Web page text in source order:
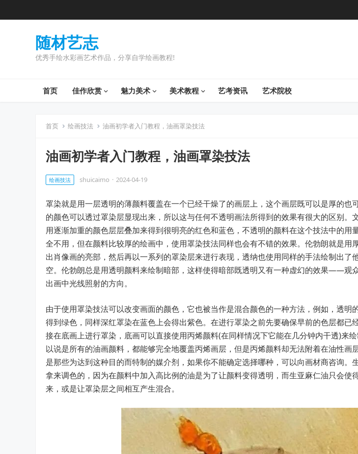
随材艺志
优秀手绘水彩画艺术作品，分享自学绘画教程!
首页 佳作欣赏 魅力美术 美术教程 艺考资讯 艺术院校
首页 绘画技法 油画初学者入门教程，油画罩染技法
油画初学者入门教程，油画罩染技法
绘画技法 shuicaimo · 2024-04-19
罩染就是用一层透明的薄颜料覆盖在一个已经干燥了的画层上，这个画层既可以是厚的也
的颜色可以透过罩染层显现出来，所以这与任何不透明画法所得到的效果有很大的区别。
用逐渐加重的颜色层层叠加来得到很明亮的红色和蓝色，不透明的颜料在这个技法中的用
全不用，但在颜料比较厚的绘画中，使用罩染技法同样也会有不错的效果。伦勃朗就是用
出肖像画的亮部，然后再以一系列的罩染层来进行表现，透纳也使用同样的手法绘制出了
空。伦勃朗总是用透明颜料来绘制暗部，这样使得暗部既透明又有一种虚幻的效果——观
出画中光线照射的方向。
由于使用罩染技法可以改变画面的颜色，它也被当作是混合颜色的一种方法，例如，透明
得到绿色，同样深红罩染在蓝色上会得出紫色。在进行罩染之前先要确保早前的色层都已
接在底画上进行罩染，底画可以直接使用丙烯颜料(在同样情况下它能在几分钟内干透)来
以说是所有的油画颜料，都能够完全地覆盖丙烯画层，但是丙烯颜料却无法附着在油性画
是那些为达到这种目的而特制的媒介剂，如果你不能确定选择哪种，可以向画材商咨询。
拿来调色的，因为在颜料中加入高比例的油是为了让颜料变得透明，而生亚麻仁油只会使
来，或是让罩染层之间相互产生混合。